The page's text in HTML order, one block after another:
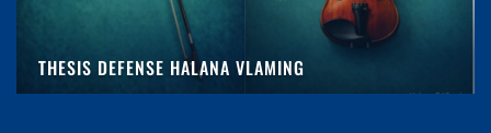
THESIS DEFENSE HALANA VLAMING